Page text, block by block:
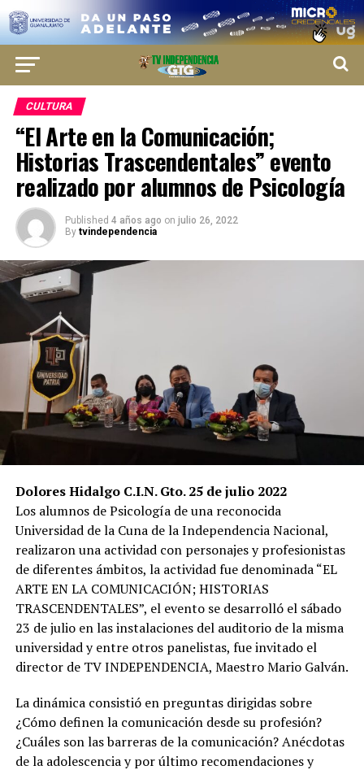
CULTURA
“El Arte en la Comunicación;
Historias Trascendentales” evento
realizado por alumnos de Psicología
Published 4 años ago on julio 26, 2022
By tvindependencia
Dolores Hidalgo C.I.N. Gto. 25 de julio 2022
Los alumnos de Psicología de una reconocida
Universidad de la Cuna de la Independencia Nacional,
realizaron una actividad con personajes y profesionistas
de diferentes ámbitos, la actividad fue denominada “EL
ARTE EN LA COMUNICACIÓN; HISTORIAS
TRASCENDENTALES”, el evento se desarrolló el sábado
23 de julio en las instalaciones del auditorio de la misma
universidad y entre otros panelistas, fue invitado el
director de TV INDEPENDENCIA, Maestro Mario Galván.
La dinámica consistió en preguntas dirigidas sobre
¿Cómo definen la comunicación desde su profesión?
¿Cuáles son las barreras de la comunicación? Anécdotas
de la adolescencia y por último recomendaciones y